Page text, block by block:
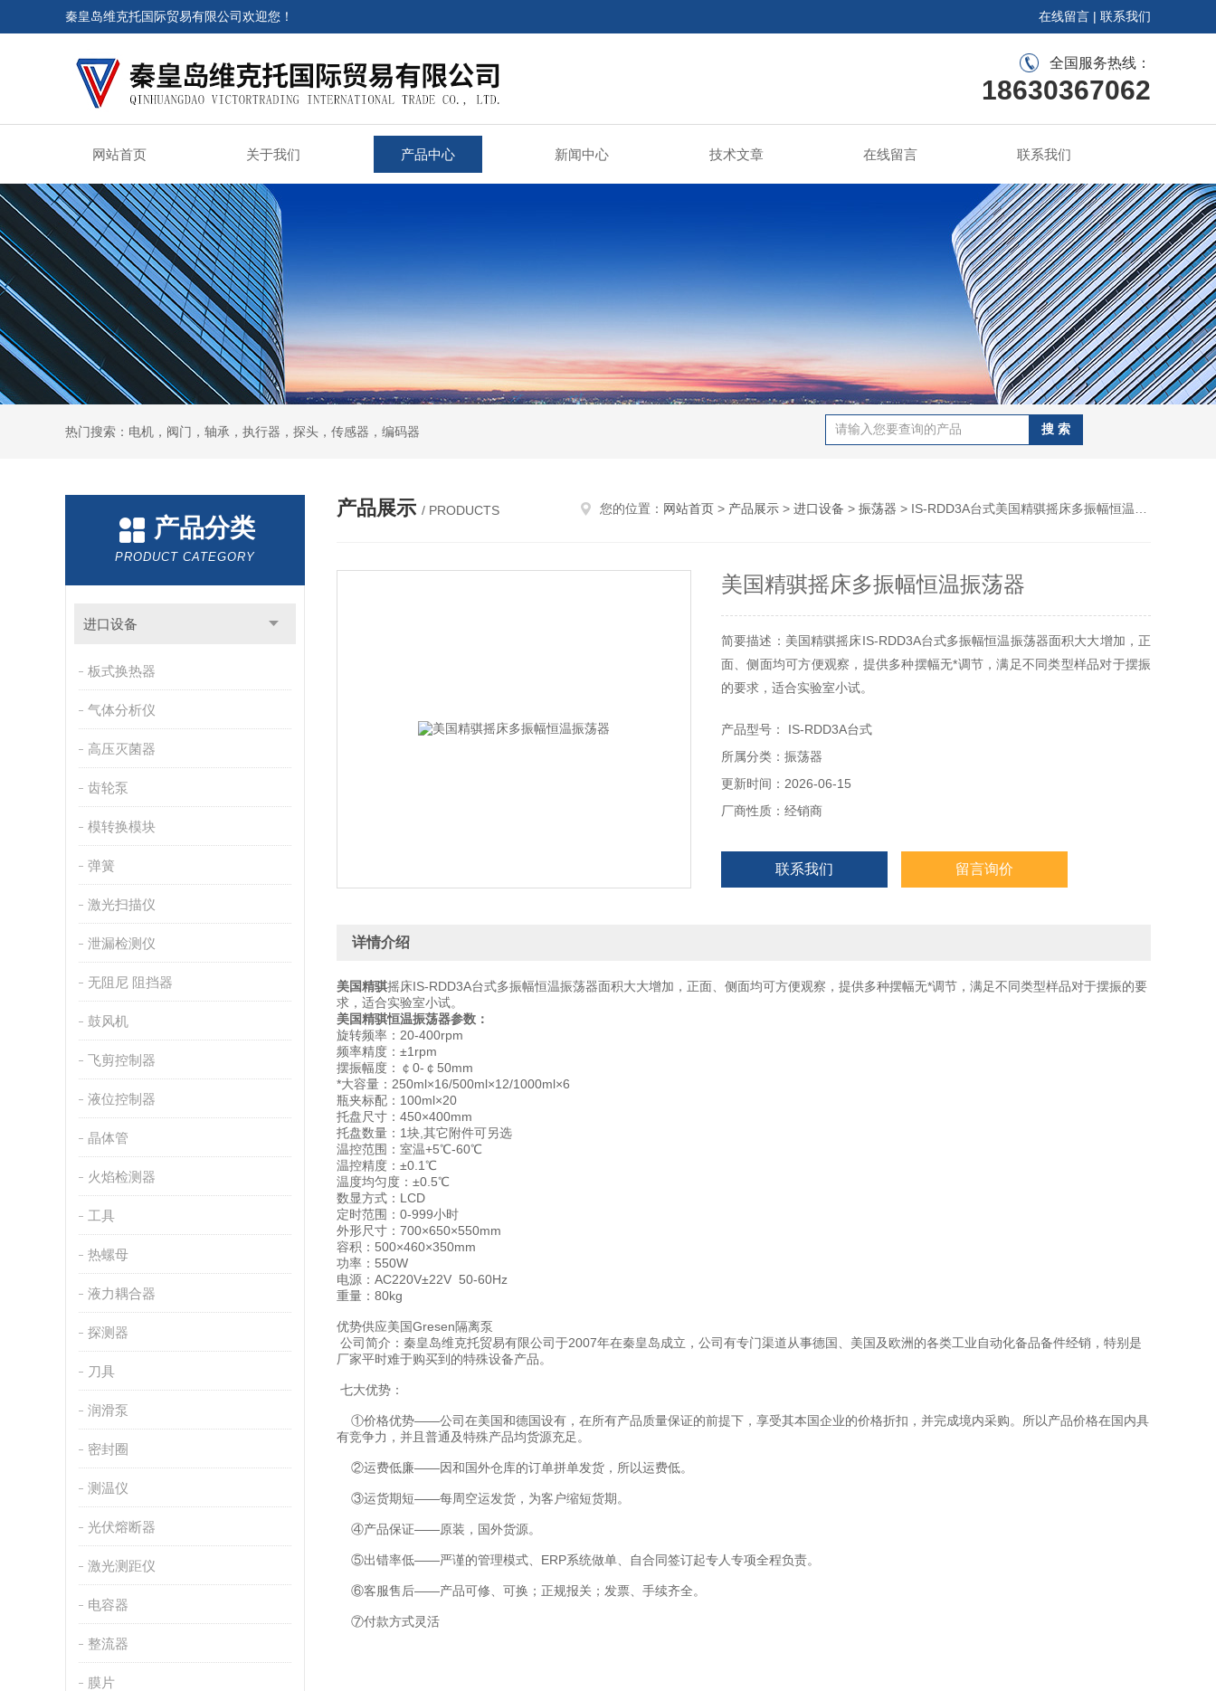
秦皇岛维克托国际贸易有限公司欢迎您！ 在线留言 | 联系我们
全国服务热线：
18630367062
网站首页 关于我们 产品中心 新闻中心 技术文章 在线留言 联系我们
热门搜索：电机，阀门，轴承，执行器，探头，传感器，编码器
产品分类
PRODUCT CATEGORY
进口设备
板式换热器
气体分析仪
高压灭菌器
齿轮泵
模转换模块
弹簧
激光扫描仪
泄漏检测仪
无阻尼 阻挡器
鼓风机
飞剪控制器
液位控制器
晶体管
火焰检测器
工具
热螺母
液力耦合器
探测器
刀具
润滑泵
密封圈
测温仪
光伏熔断器
激光测距仪
电容器
整流器
膜片
产品展示 / PRODUCTS 您的位置： 网站首页 > 产品展示 > 进口设备 > 振荡器 > IS-RDD3A台式美国精骐摇床多振幅恒温振荡器
美国精骐摇床多振幅恒温振荡器
简要描述：美国精骐摇床IS-RDD3A台式多振幅恒温振荡器面积大大增加，正
面、侧面均可方便观察，提供多种摆幅无*调节，满足不同类型样品对于摆振
的要求，适合实验室小试。
旋转频率：20-400rpm
频率精度：±1rpm
摆振幅度：￠0-￠50mm
*大容量：250ml×16/500ml×12/1000ml×6
托盘尺寸：450×400mm
托盘数量：1块
产品型号： IS-RDD3A台式
所属分类：振荡器
更新时间：2026-06-15
厂商性质：经销商
联系我们 留言询价
详情介绍
美国精骐摇床IS-RDD3A台式多振幅恒温振荡器面积大大增加，正面、侧面均可方便观察，提供多种摆幅无*调节，满足不同类型样品对于摆振的要
求，适合实验室小试。
美国精骐恒温振荡器参数：
旋转频率：20-400rpm
频率精度：±1rpm
摆振幅度：￠0-￠50mm
*大容量：250ml×16/500ml×12/1000ml×6
瓶夹标配：100ml×20
托盘尺寸：450×400mm
托盘数量：1块,其它附件可另选
温控范围：室温+5℃-60℃
温控精度：±0.1℃
温度均匀度：±0.5℃
数显方式：LCD
定时范围：0-999小时
外形尺寸：700×650×550mm
容积：500×460×350mm
功率：550W
电源：AC220V±22V 50-60Hz
重量：80kg
优势供应美国Gresen隔离泵
公司简介：秦皇岛维克托贸易有限公司于2007年在秦皇岛成立，公司有专门渠道从事德国、美国及欧洲的各类工业自动化备品备件经销，特别是
厂家平时难于购买到的特殊设备产品。
七大优势：
①价格优势——公司在美国和德国设有，在所有产品质量保证的前提下，享受其本国企业的价格折扣，并完成境内采购。所以产品价格在国内具
有竞争力，并且普通及特殊产品均货源充足。
②运费低廉——因和国外仓库的订单拼单发货，所以运费低。
③运货期短——每周空运发货，为客户缩短货期。
④产品保证——原装，国外货源。
⑤出错率低——严谨的管理模式、ERP系统做单、自合同签订起专人专项全程负责。
⑥客服售后——产品可修、可换；正规报关；发票、手续齐全。
⑦付款方式灵活